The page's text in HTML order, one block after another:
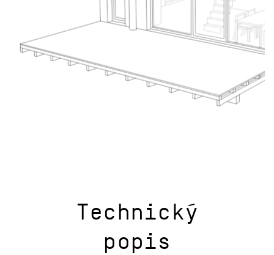
Technický
popis